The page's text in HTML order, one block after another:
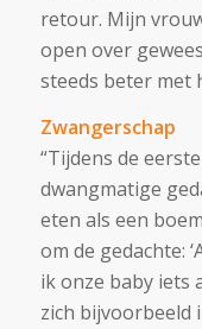
retour. Mijn
open over
steeds beter met
Zwangerschap
“Tijdens de
dwangmatige
eten als een
om de gedachte:
ik onze baby iets
zich bijvoorbeeld